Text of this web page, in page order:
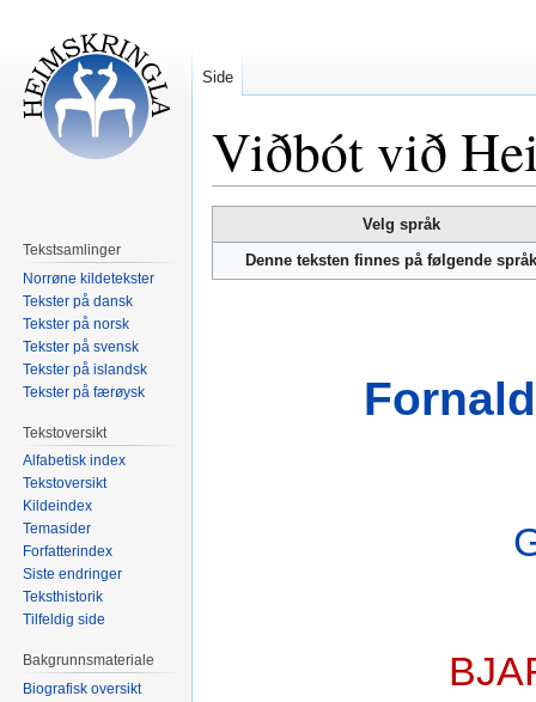
Viðbót við
til
navigering
til
Velg språk
Denne teksten finnes på følgende
Side
Tekstsamlinger
Norrøne kildetekster
Tekster på dansk
Tekster på norsk
Tekster på svensk
Tekster på islandsk
Tekster på færøysk
Tekstoversikt
Alfabetisk index
Tekstoversikt
Kildeindex
Temasider
Forfatterindex
Siste endringer
Teksthistorik
Tilfeldig side
Bakgrunnsmateriale
Biografisk oversikt